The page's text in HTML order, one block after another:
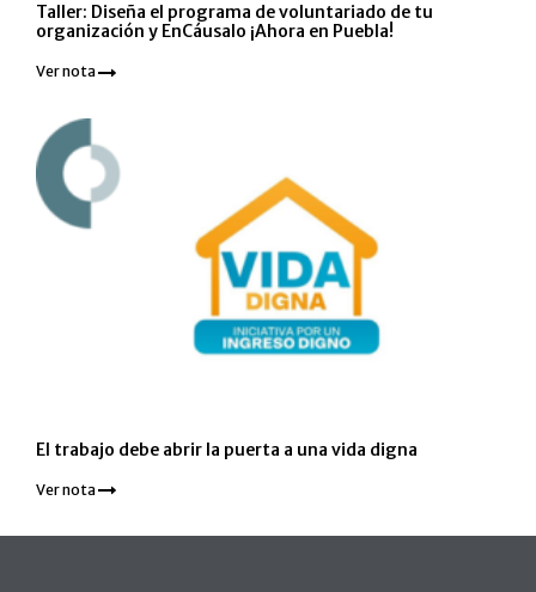
Taller: Diseña el programa de voluntariado de tu
organización y EnCáusalo ¡Ahora en Puebla!
Ver nota
El trabajo debe abrir la puerta a una vida digna
Ver nota